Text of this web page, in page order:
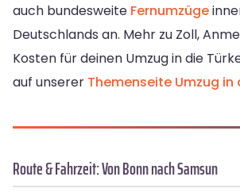
auch bundesweite Fernumzüge
Deutschlands an. Mehr zu Zoll,
Kosten für deinen Umzug in die
auf unserer Themenseite Umzug in
Route & Fahrzeit: Von Bonn nach Samsun